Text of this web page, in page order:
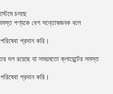
চলছে
পণ্যকে বেশ সন্তোষজনক বলে
প্রদান করি।
দল রয়েছে যা সময়মতো ক্লায়েন্টের সমস্ত
প্রদান করি।